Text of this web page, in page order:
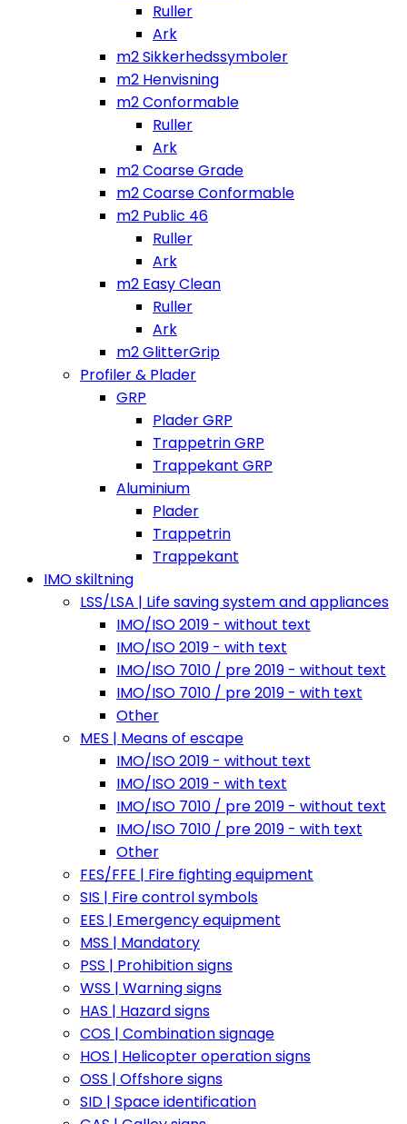
Ruller
Ark
m2 Sikkerhedssymboler
m2 Henvisning
m2 Conformable
Ruller
Ark
m2 Coarse Grade
m2 Coarse Conformable
m2 Public 46
Ruller
Ark
m2 Easy Clean
Ruller
Ark
m2 GlitterGrip
Profiler & Plader
GRP
Plader GRP
Trappetrin GRP
Trappekant GRP
Aluminium
Plader
Trappetrin
Trappekant
IMO skiltning
LSS/LSA | Life saving system and appliances
IMO/ISO 2019 - without text
IMO/ISO 2019 - with text
IMO/ISO 7010 / pre 2019 - without text
IMO/ISO 7010 / pre 2019 - with text
Other
MES | Means of escape
IMO/ISO 2019 - without text
IMO/ISO 2019 - with text
IMO/ISO 7010 / pre 2019 - without text
IMO/ISO 7010 / pre 2019 - with text
Other
FES/FFE | Fire fighting equipment
SIS | Fire control symbols
EES | Emergency equipment
MSS | Mandatory
PSS | Prohibition signs
WSS | Warning signs
HAS | Hazard signs
COS | Combination signage
HOS | Helicopter operation signs
OSS | Offshore signs
SID | Space identification